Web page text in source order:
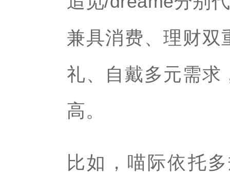
兼具消费、理财双
礼、自戴多元需求
高。
比如，喵际依托